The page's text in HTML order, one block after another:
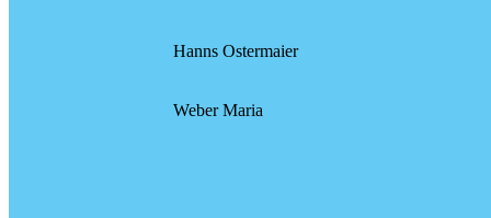
Hanns Ostermaier
Weber Maria